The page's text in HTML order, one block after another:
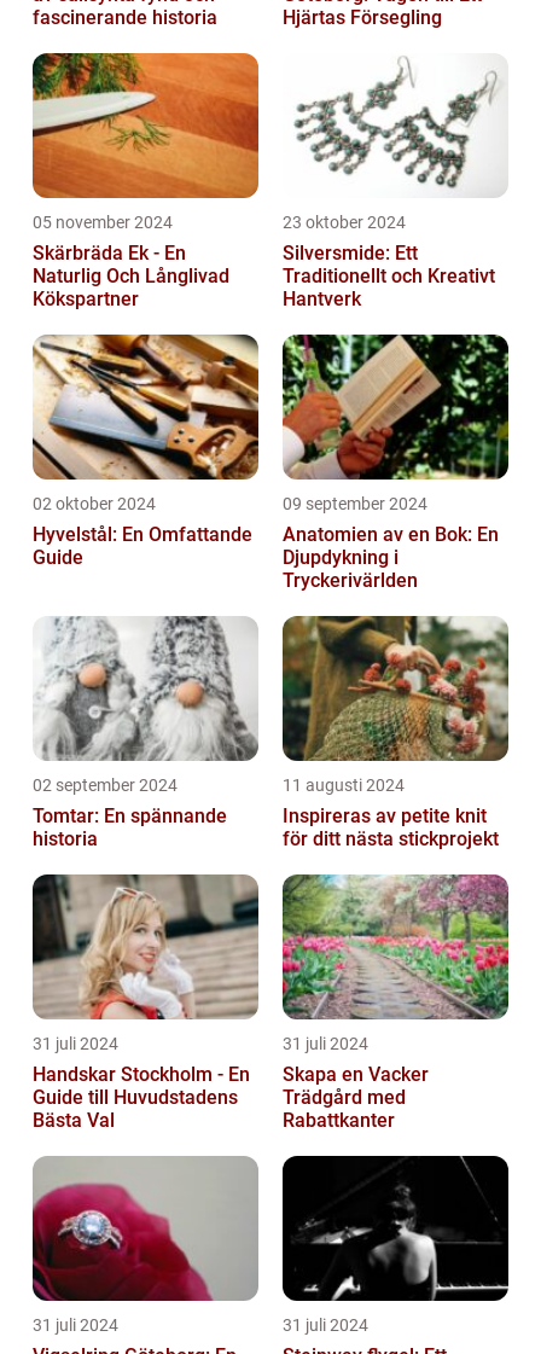
fascinerande historia
Hjärtas Försegling
05 november 2024
Skärbräda Ek - En
Naturlig Och Långlivad
Kökspartner
23 oktober 2024
Silversmide: Ett
Traditionellt och Kreativt
Hantverk
02 oktober 2024
Hyvelstål: En Omfattande
Guide
09 september 2024
Anatomien av en Bok: En
Djupdykning i
Tryckerivärlden
02 september 2024
Tomtar: En spännande
historia
11 augusti 2024
Inspireras av petite knit
för ditt nästa stickprojekt
31 juli 2024
Handskar Stockholm - En
Guide till Huvudstadens
Bästa Val
31 juli 2024
Skapa en Vacker
Trädgård med
Rabattkanter
31 juli 2024 31 juli 2024